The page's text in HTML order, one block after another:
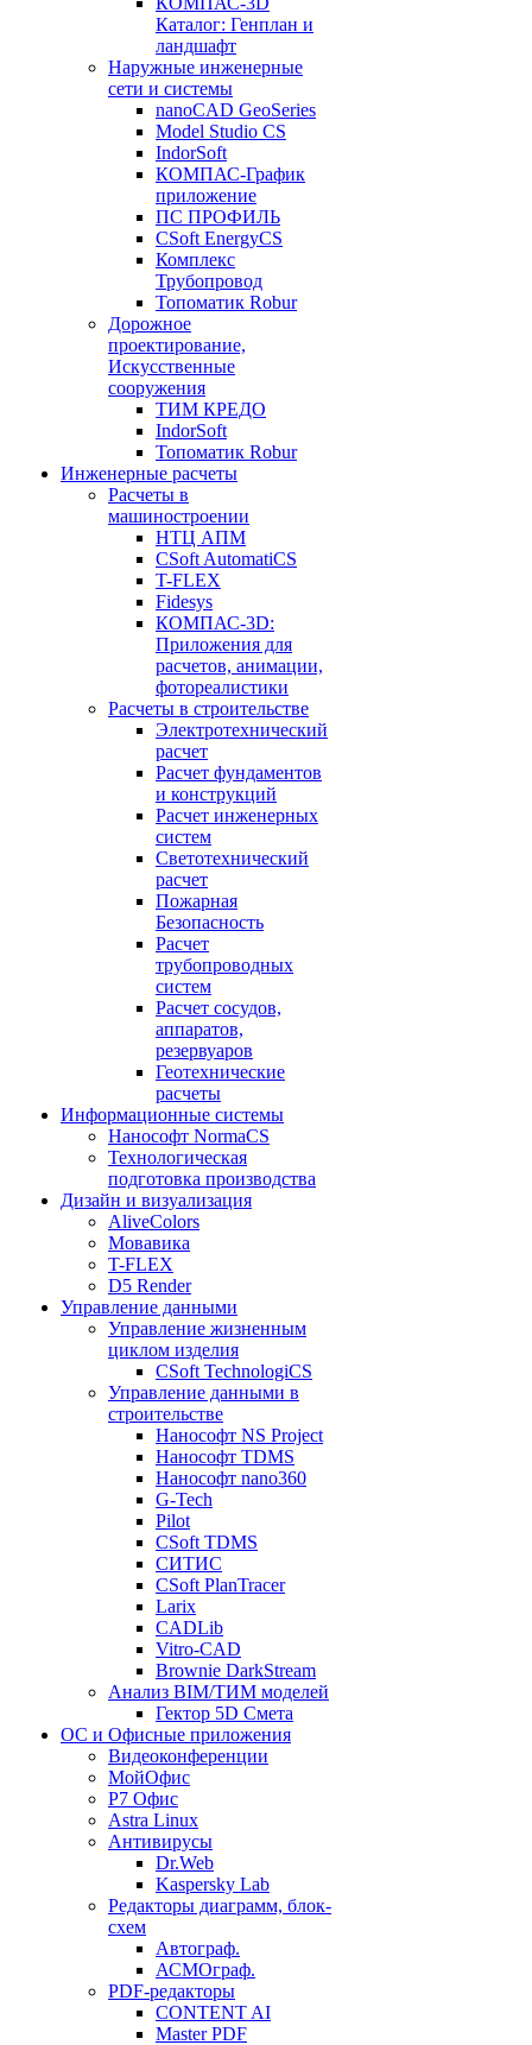
Каталог: Генплан и
ландшафт
Наружные инженерные
сети и системы
nanoCAD GeoSeries
Model Studio CS
IndorSoft
КОМПАС-График
приложение
ПС ПРОФИЛЬ
CSoft EnergyCS
Комплекс
Трубопровод
Топоматик Robur
Дорожное
проектирование,
Искусственные
сооружения
ТИМ КРЕДО
IndorSoft
Топоматик Robur
Инженерные расчеты
Расчеты в
машиностроении
НТЦ АПМ
CSoft AutomatiCS
T-FLEX
Fidesys
КОМПАС-3D:
Приложения для
расчетов, анимации,
фотореалистики
Расчеты в строительстве
Электротехнический
расчет
Расчет фундаментов
и конструкций
Расчет инженерных
систем
Светотехнический
расчет
Пожарная
Безопасность
Расчет
трубопроводных
систем
Расчет сосудов,
аппаратов,
резервуаров
Геотехнические
расчеты
Информационные системы
Нанософт NormaCS
Технологическая
подготовка производства
Дизайн и визуализация
AliveColors
Мовавика
T-FLEX
D5 Render
Управление данными
Управление жизненным
циклом изделия
CSoft TechnologiCS
Управление данными в
строительстве
Нанософт NS Project
Нанософт TDMS
Нанософт nano360
G-Tech
Pilot
CSoft TDMS
СИТИС
CSoft PlanTracer
Larix
CADLib
Vitro-CAD
Brownie DarkStream
Анализ BIM/ТИМ моделей
Гектор 5D Смета
ОС и Офисные приложения
Видеоконференции
МойОфис
P7 Офис
Astra Linux
Антивирусы
Dr.Web
Kaspersky Lab
Редакторы диаграмм, блок-
схем
Автограф.
АСМОграф.
PDF-редакторы
CONTENT AI
Master PDF